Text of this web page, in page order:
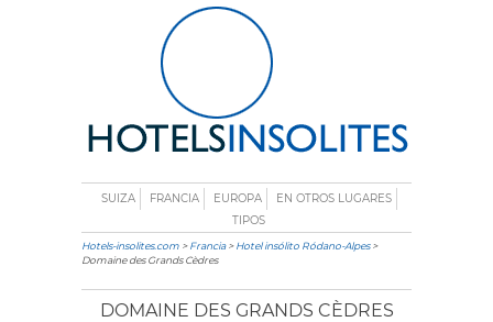
SUIZA FRANCIA EUROPA
EN OTROS LUGARES
TIPOS
Hotels-insolites.com >Francia>Hotel insólito Ródano-Alpes>
Domaine des Grands Cèdres
DOMAINE DES GRANDS CÈDRES